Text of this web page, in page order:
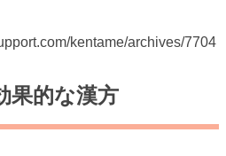
kentame/archives/7704
果的な漢方